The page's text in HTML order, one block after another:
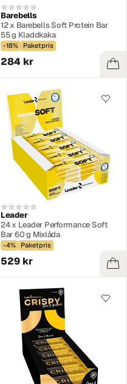
Barebells
12 x Barebells Soft Protein Bar
55 g Kladdkaka
-18% Paketpris
284 kr
Leader
24 x Leader Performance Soft
Bar 60 g Mixlåda
-4% Paketpris
529 kr